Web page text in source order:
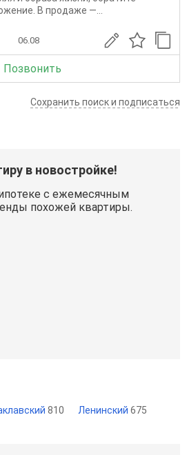
В продаже —...
06.08
Позвонить
Сохранить поиск и подписаться
в новостройке!
с ежемесячным
похожей квартиры.
810 Ленинский 675